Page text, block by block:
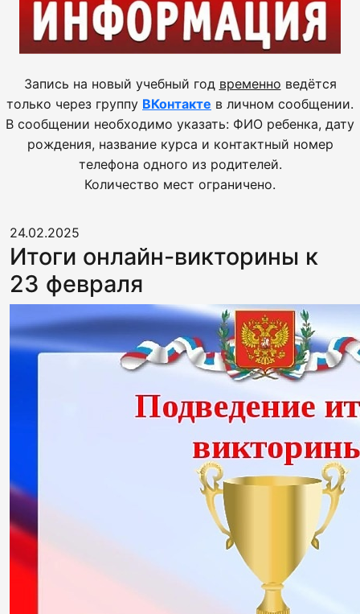
Запись на новый учебный год временно ведётся
только через группу ВКонтакте в личном сообщении.
В сообщении необходимо указать: ФИО ребенка, дату
рождения, название курса и контактный номер
телефона одного из родителей.
Количество мест ограничено.
24.02.2025
Итоги онлайн-викторины к
23 февраля